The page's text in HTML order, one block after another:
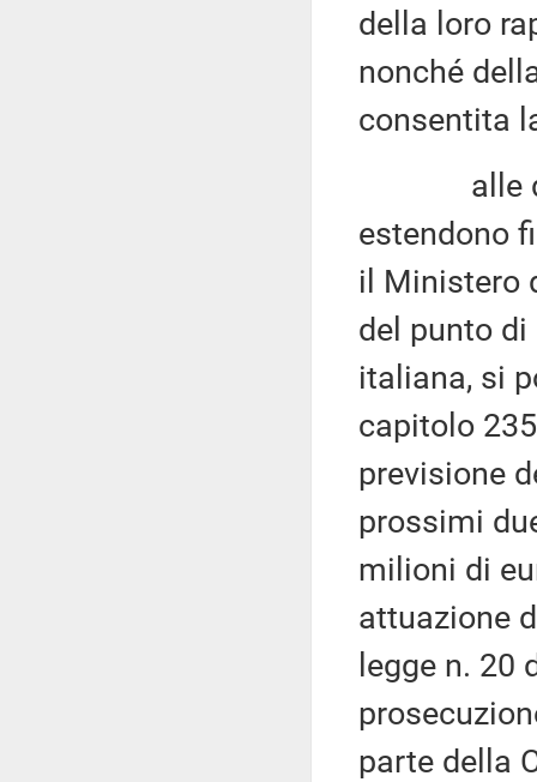
della loro
nonché
consentita
alle
estendono
il Ministero
del punto
italiana, si
capitolo
previsione
prossimi
milioni di
attuazione
legge n. 20
parte della